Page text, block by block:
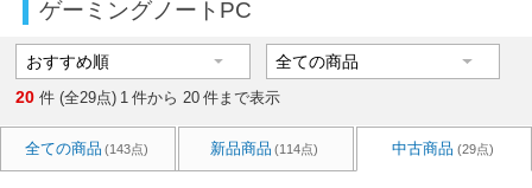
ゲーミングノートPC
20 件 (全29点) 1 件から 20 件まで表示
全ての商品 (143点) 新品商品 (114点) 中古商品 (29点)